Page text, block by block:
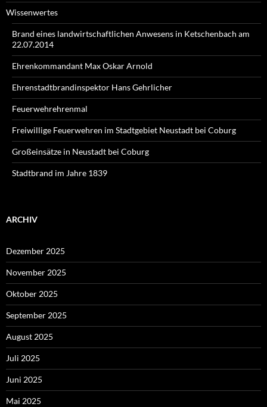
Wissenwertes
Brand eines landwirtschaftlichen Anwesens in Ketschenbach am
22.07.2014
Ehrenkommandant Max Oskar Arnold
Ehrenstadtbrandinspektor Hans Gehrlicher
Feuerwehrehrenmal
Freiwillige Feuerwehren im Stadtgebiet Neustadt bei Coburg
Großeinsätze in Neustadt bei Coburg
Stadtbrand im Jahre 1839
ARCHIV
Dezember 2025
November 2025
Oktober 2025
September 2025
August 2025
Juli 2025
Juni 2025
Mai 2025